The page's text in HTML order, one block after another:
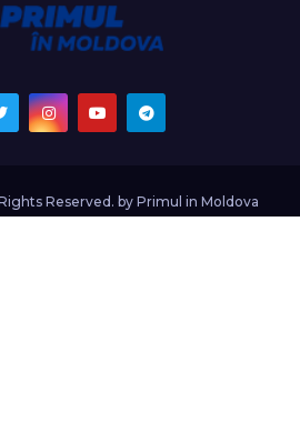
Reserved. by Primul in Moldova